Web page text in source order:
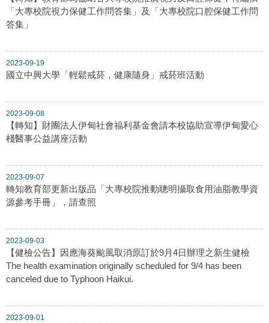
「大專校院視力保健工作問答集」及「大專校院口腔保健工作問
答集」
2023-09-19
國立中興大學「輕鬆戒菸，健康隨身」戒菸班活動
2023-09-08
【轉知】財團法人伊甸社會福利基金會請本校協助宣導伊甸愛心
棧醫事公益講座活動
2023-09-07
轉知教育部更新出版品「大專校院推動聰明攝取食用油脂教學資
源參考手冊」，請查照
2023-09-03
【健檢公告】因應海葵颱風取消原訂於9月4日辦理之新生健檢
The health examination originally scheduled for 9/4 has been
canceled due to Typhoon Haikui.
2023-09-01